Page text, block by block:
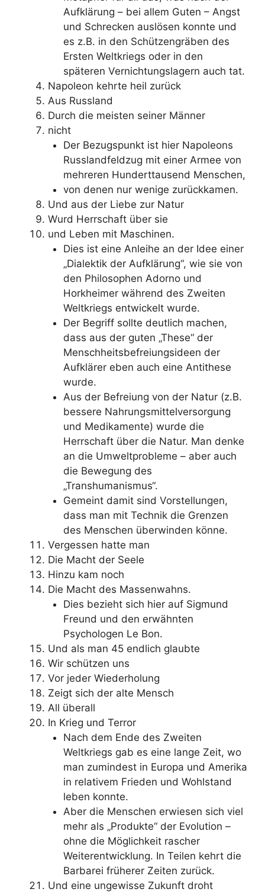
Aufklärung – bei allem Guten – Angst
und Schrecken auslösen konnte und
es z.B. in den Schützengräben des
Ersten Weltkriegs oder in den
späteren Vernichtungslagern auch tat.
Napoleon kehrte heil zurück
Aus Russland
Durch die meisten seiner Männer
nicht
Der Bezugspunkt ist hier Napoleons
Russlandfeldzug mit einer Armee von
mehreren Hunderttausend Menschen,
von denen nur wenige zurückkamen.
Und aus der Liebe zur Natur
Wurd Herrschaft über sie
und Leben mit Maschinen.
Dies ist eine Anleihe an der Idee einer
„Dialektik der Aufklärung“, wie sie von
den Philosophen Adorno und
Horkheimer während des Zweiten
Weltkriegs entwickelt wurde.
Der Begriff sollte deutlich machen,
dass aus der guten „These“ der
Menschheitsbefreiungsideen der
Aufklärer eben auch eine Antithese
wurde.
Aus der Befreiung von der Natur (z.B.
bessere Nahrungsmittelversorgung
und Medikamente) wurde die
Herrschaft über die Natur. Man denke
an die Umweltprobleme – aber auch
die Bewegung des
„Transhumanismus“.
Gemeint damit sind Vorstellungen,
dass man mit Technik die Grenzen
des Menschen überwinden könne.
Vergessen hatte man
Die Macht der Seele
Hinzu kam noch
Die Macht des Massenwahns.
Dies bezieht sich hier auf Sigmund
Freund und den erwähnten
Psychologen Le Bon.
Und als man 45 endlich glaubte
Wir schützen uns
Vor jeder Wiederholung
Zeigt sich der alte Mensch
All überall
In Krieg und Terror
Nach dem Ende des Zweiten
Weltkriegs gab es eine lange Zeit, wo
man zumindest in Europa und Amerika
in relativem Frieden und Wohlstand
leben konnte.
Aber die Menschen erwiesen sich viel
mehr als „Produkte“ der Evolution –
ohne die Möglichkeit rascher
Weiterentwicklung. In Teilen kehrt die
Barbarei früherer Zeiten zurück.
Und eine ungewisse Zukunft droht